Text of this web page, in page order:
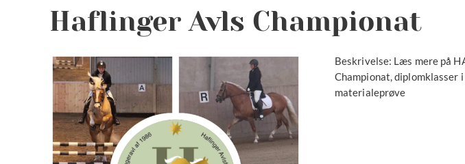
Haflinger Avls Championat
Beskrivelse: Læs mere på
Championat, diplomklasser
materialeprøve